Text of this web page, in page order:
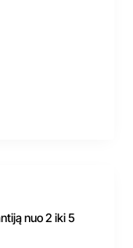
nuo 2 iki 5